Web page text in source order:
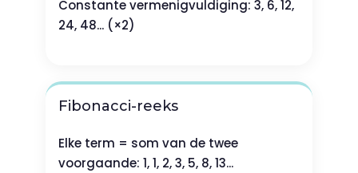
Constante vermenigvuldiging: 3, 6, 12,
24, 48... (×2)
Fibonacci-reeks
Elke term = som van de twee
voorgaande: 1, 1, 2, 3, 5, 8, 13...